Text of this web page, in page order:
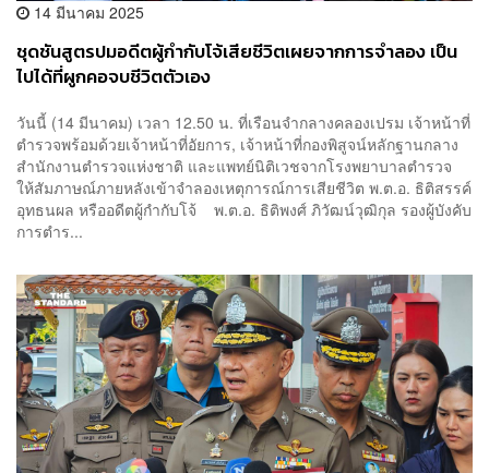
14 มีนาคม 2025
ชุดชันสูตรปมอดีตผู้กำกับโจ้เสียชีวิตเผยจากการจำลอง เป็น
ไปได้ที่ผูกคอจบชีวิตตัวเอง
วันนี้ (14 มีนาคม) เวลา 12.50 น. ที่เรือนจำกลางคลองเปรม เจ้าหน้าที่
ตำรวจพร้อมด้วยเจ้าหน้าที่อัยการ, เจ้าหน้าที่กองพิสูจน์หลักฐานกลาง
สำนักงานตำรวจแห่งชาติ และแพทย์นิติเวชจากโรงพยาบาลตำรวจ
ให้สัมภาษณ์ภายหลังเข้าจำลองเหตุการณ์การเสียชีวิต พ.ต.อ. ธิติสรรค์
อุทธนผล หรืออดีตผู้กำกับโจ้ พ.ต.อ. ธิติพงศ์ ภิวัฒน์วุฒิกุล รองผู้บังคับ
การตำร...